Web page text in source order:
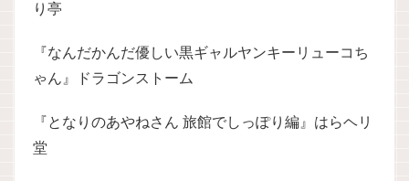
り亭
『なんだかんだ優しい黒ギャルヤンキーリューコち
ゃん』ドラゴンストーム
『となりのあやねさん 旅館でしっぽり編』はらヘリ
堂